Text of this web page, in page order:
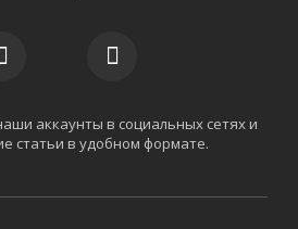
аккаунты в социальных сетях и
статьи в удобном формате.